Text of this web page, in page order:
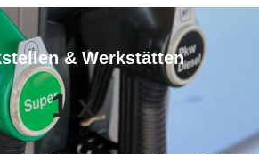
& Werkstätten
1 x